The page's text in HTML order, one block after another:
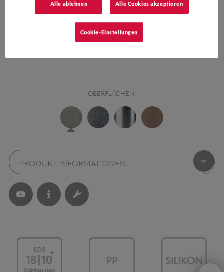
OBERFLÄCHEN:
PRODUKT INFORMATIONEN
Alle ablehnen Alle Cookies akzeptieren
Cookie-Einstellungen